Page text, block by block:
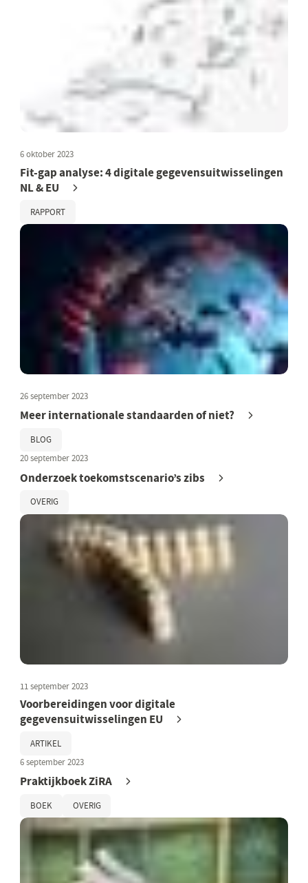
6 oktober 2023
Fit-gap analyse: 4 digitale gegevensuitwisselingen
NL & EU
RAPPORT
26 september 2023
Meer internationale standaarden of niet?
BLOG
20 september 2023
Onderzoek toekomstscenario’s zibs
OVERIG
11 september 2023
Voorbereidingen voor digitale
gegevensuitwisselingen EU
ARTIKEL
6 september 2023
Praktijkboek ZiRA
BOEK OVERIG